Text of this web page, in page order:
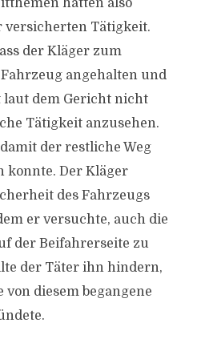
hatten also
versicherten Tätigkeit.
der Kläger zum
angehalten und
laut dem Gericht nicht
Tätigkeit anzusehen.
der restliche Weg
konnte. Der Kläger
des Fahrzeugs
er versuchte, auch die
der Beifahrerseite zu
der Täter ihn hindern,
diesem begangene